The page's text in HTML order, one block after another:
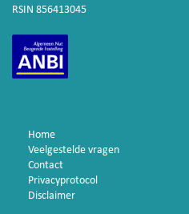
RSIN 856413045
Home
Veelgestelde vragen
Contact
Privacyprotocol
Disclaimer